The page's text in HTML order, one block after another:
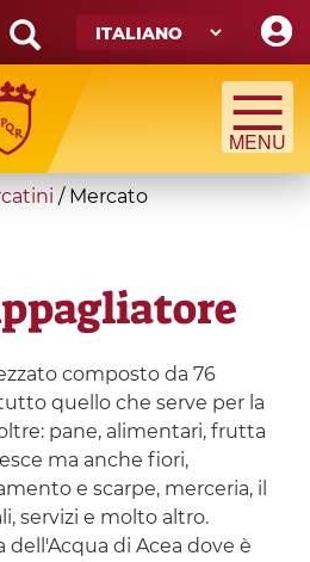
/ Mercato
composto da 76
quello che serve per la
pane, alimentari, frutta
ma anche fiori,
e scarpe, merceria, il
servizi e molto altro.
dell'Acqua di Acea dove è